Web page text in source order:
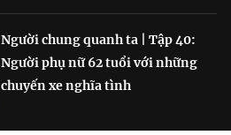
Người chung quanh ta | Tập 40:
Người phụ nữ 62 tuổi với những
chuyến xe nghĩa tình